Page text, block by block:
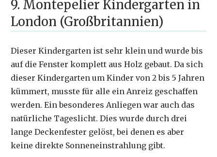
9. Montepelier Kindergarten in
London (Großbritannien)
Dieser Kindergarten ist sehr klein und wurde bis
auf die Fenster komplett aus Holz gebaut. Da sich
dieser Kindergarten um Kinder von 2 bis 5 Jahren
kümmert, musste für alle ein Anreiz geschaffen
werden. Ein besonderes Anliegen war auch das
natürliche Tageslicht. Dies wurde durch drei
lange Deckenfester gelöst, bei denen es aber
keine direkte Sonneneinstrahlung gibt.